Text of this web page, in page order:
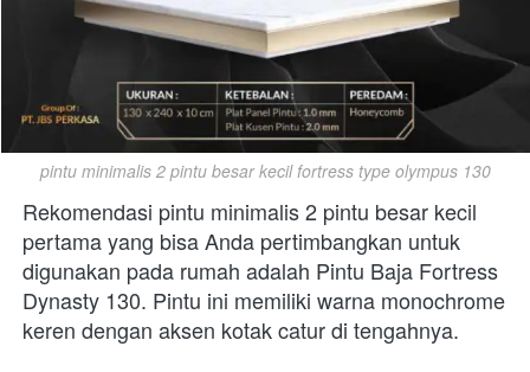
pintu minimalis 2 pintu besar kecil fortress type olympus 130
Rekomendasi pintu minimalis 2 pintu besar kecil
pertama yang bisa Anda pertimbangkan untuk
digunakan pada rumah adalah Pintu Baja Fortress
Dynasty 130. Pintu ini memiliki warna monochrome
keren dengan aksen kotak catur di tengahnya.